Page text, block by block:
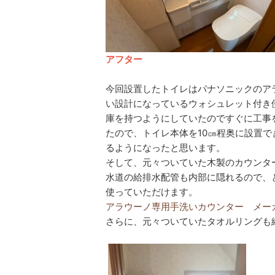
アフター
今回設置したトイレはパナソニックの
い設計になっているウォシュレット付
庫を持つようにしていたのですぐに工
たので、トイレ本体を10㎝程奥に設置
るようになったと思います。
そして、元々ついていた木製のカウン
水道の給排水配管も内部に隠れるので
使っていただけます。
アラウーノ専用手洗いカウンター メー
さらに、元々ついていたタオルリング